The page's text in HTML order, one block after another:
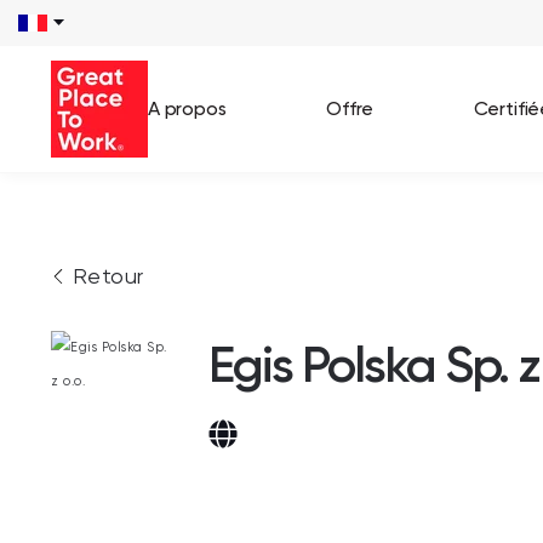
A propos Offre
Retour
Egis Polska Sp.